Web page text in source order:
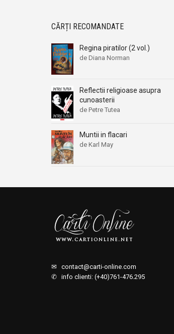
CĂRȚI RECOMANDATE
Regina piratilor (2 vol.)
de Diana Norman
Reflectii religioase asupra
cunoasterii
de Petre Tutea
Muntii in flacari
de Karl May
✉ contact@carti-online.com
✆ info clienti: (+40)761-476.295